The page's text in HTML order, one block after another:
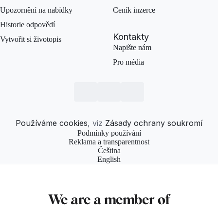
Upozornění na nabídky
Historie odpovědí
Vytvořit si životopis
Ceník inzerce
Kontakty
Napište nám
Pro média
Používáme cookies, viz Zásady ochrany soukromí
Podmínky používání
Reklama a transparentnost
Čeština
English
We are a member of